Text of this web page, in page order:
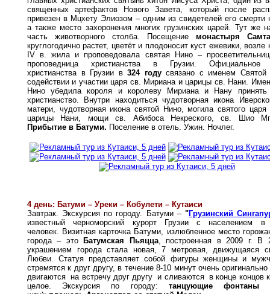
священных артефактов Нового Завета, который после
привезен в Мцхету Элиозом – одним из свидетелей его смерти
а также место захоронения многих грузинских царей. Тут же
часть животворного столба. Посещение монастыря
круглогодично растет, цветёт и плодоносит куст ежевики, возле
IV в. жила и проповедовала святая Нино –
проповедница христианства в Грузии. Официальное
христианства в Грузии в324 годусвязано с именем Святой
содействии и участии царя св. Мириана и царицы св. Нани.
Нино убедила короля и королеву Мириана и Нану принять
христианство. Внутри находиться чудотворная икона
матери, чудотворная икона святой Нино, могила святого
царицы Нани, мощи св. Абибоса Некреского, св. Шио
Прибытие в Батуми. Поселение в отель. Ужин. Ночлег.
4 день: Батуми – Уреки – Кобулети – Кутаиси
Завтрак. Экскурсия по городу. Батуми – "Грузинский
известный черноморский курорт Грузии с населением
человек. Визитная карточка Батуми, излюбленное место
города – это
Батумская Пьяцца, построенная в 2009 г. В
украшением города стала новая, 7 метровая, движущаяся
Любви. Статуя представляет собой фигуры женщины и
стремятся к друг другу, в течение 8-10 минут очень
двигаются на встречу друг другу и сливаются в конце концов
целое. Экскурсия по городу: танцующие фонтаны